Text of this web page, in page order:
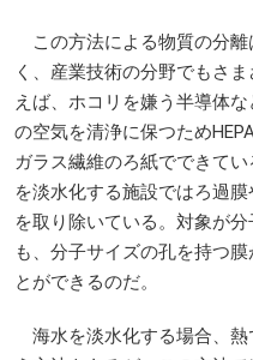
この方法による物質の分離
く、産業技術の分野でもさ
えば、ホコリを嫌う半導体
の空気を清浄に保つため
ガラス繊維のろ紙でできて
を淡水化する施設ではろ過
を取り除いている。対象が
も、分子サイズの孔を持つ
とができるのだ。
海水を淡水化する場合、熱